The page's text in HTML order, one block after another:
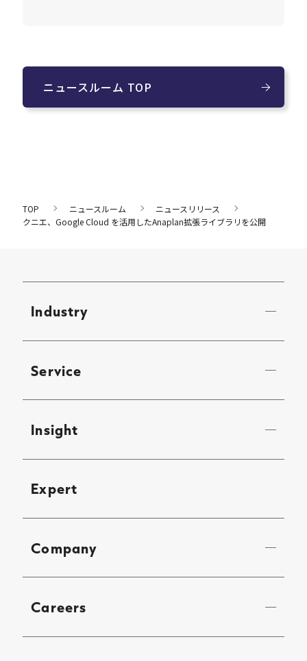
ニュースルーム TOP
TOP ニュースルーム
ニュースリリース
クニエ、Google Cloud を活用したAnaplan拡張ライブラリを公開
Industry
Service
Insight
Expert
Company
Careers